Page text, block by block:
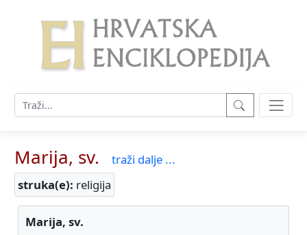
Marija, sv.
traži dalje ...
struka(e): religija
Marija, sv.